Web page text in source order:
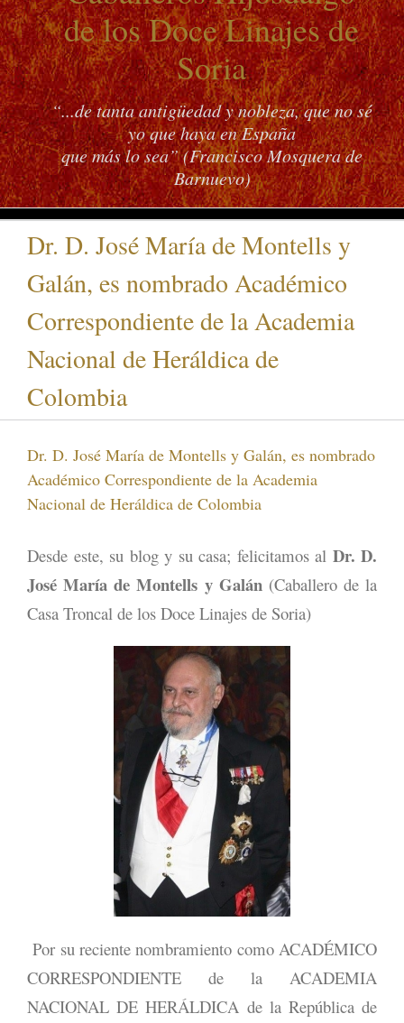
de los Doce Linajes de
Soria
“...de tanta antigüedad y nobleza, que no sé
yo que haya en España
que más lo sea” (Francisco Mosquera de
Barnuevo)
Dr. D. José María de Montells y
Galán, es nombrado Académico
Correspondiente de la Academia
Nacional de Heráldica de
Colombia
Dr. D. José María de Montells y Galán, es nombrado
Académico Correspondiente de la Academia
Nacional de Heráldica de Colombia
Desde este, su blog y su casa; felicitamos al Dr. D.
José María de Montells y Galán(Caballero de la
Casa Troncal de los Doce Linajes de Soria)
Por su reciente nombramiento como ACADÉMICO
CORRESPONDIENTE de la ACADEMIA
NACIONAL DE HERÁLDICA de la República de